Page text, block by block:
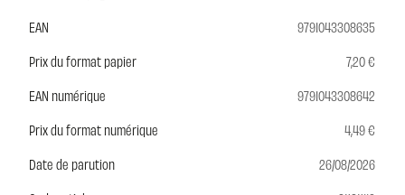
EAN
9791043308635
Prix du format papier
7,20 €
EAN numérique
9791043308642
Prix du format numérique
4,49 €
Date de parution
26/08/2026